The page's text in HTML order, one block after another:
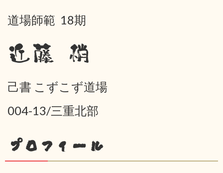
道場師範 18期
近藤 梢
己書 こずこず道場
004-13/三重北部
プロフィール